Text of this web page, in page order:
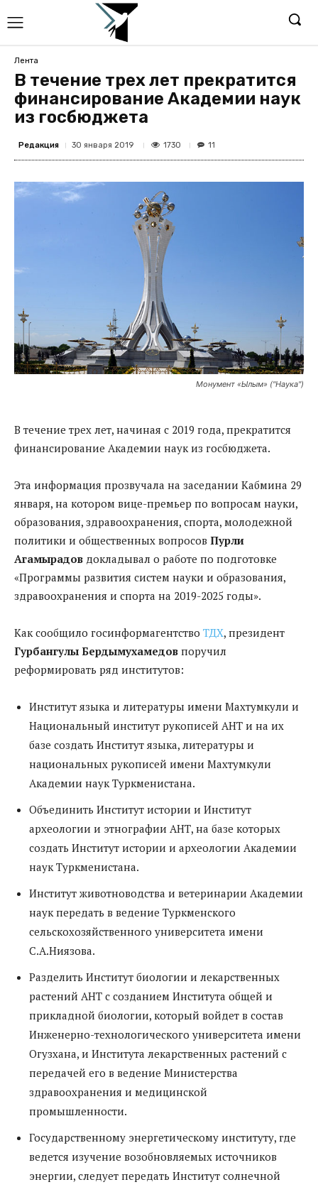
Лента
В течение трех лет прекратится
финансирование Академии наук
из госбюджета
Редакция 30 января 2019 1730 11
Монумент «Ылым» ("Наука")
В течение трех лет, начиная с 2019 года, прекратится
финансирование Академии наук из госбюджета.
Эта информация прозвучала на заседании Кабмина 29
января, на котором вице-премьер по вопросам науки,
образования, здравоохранения, спорта, молодежной
политики и общественных вопросов Пурли
Агамырадов докладывал о работе по подготовке
«Программы развития систем науки и образования,
здравоохранения и спорта на 2019-2025 годы».
Как сообщило госинформагентство ТДХ, президент
Гурбангулы Бердымухамедов поручил
реформировать ряд институтов:
Институт языка и литературы имени Махтумкули и
Национальный институт рукописей АНТ и на их
базе создать Институт языка, литературы и
национальных рукописей имени Махтумкули
Академии наук Туркменистана.
Объединить Институт истории и Институт
археологии и этнографии АНТ, на базе которых
создать Институт истории и археологии Академии
наук Туркменистана.
Институт животноводства и ветеринарии Академии
наук передать в ведение Туркменского
сельскохозяйственного университета имени
С.А.Ниязова.
Разделить Институт биологии и лекарственных
растений АНТ с созданием Института общей и
прикладной биологии, который войдет в состав
Инженерно-технологического университета имени
Огузхана, и Института лекарственных растений с
передачей его в ведение Министерства
здравоохранения и медицинской
промышленности.
Государственному энергетическому институту, где
ведется изучение возобновляемых источников
энергии, следует передать Институт солнечной